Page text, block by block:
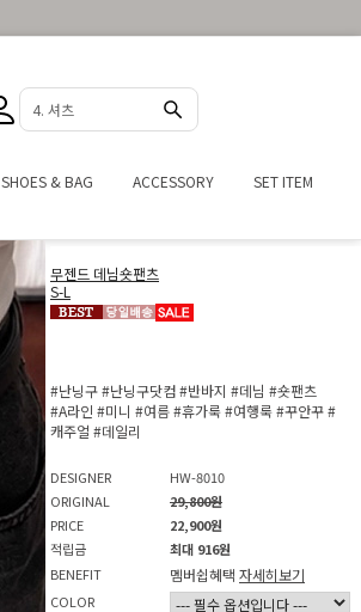
5. 가디건
SHOES & BAG ACCESSORY
SET ITEM
무젠드 데님숏팬츠
S-L
#난닝구#난닝구닷컴#반바지 #데님 #숏팬츠
#A라인 #미니 #여름#휴가룩#여행룩#꾸안꾸#
캐주얼 #데일리
DESIGNER
HW-8010
ORIGINAL
29,800원
PRICE
22,900원
적립금
최대 916원
BENEFIT
멤버쉽혜택 자세히보기
COLOR